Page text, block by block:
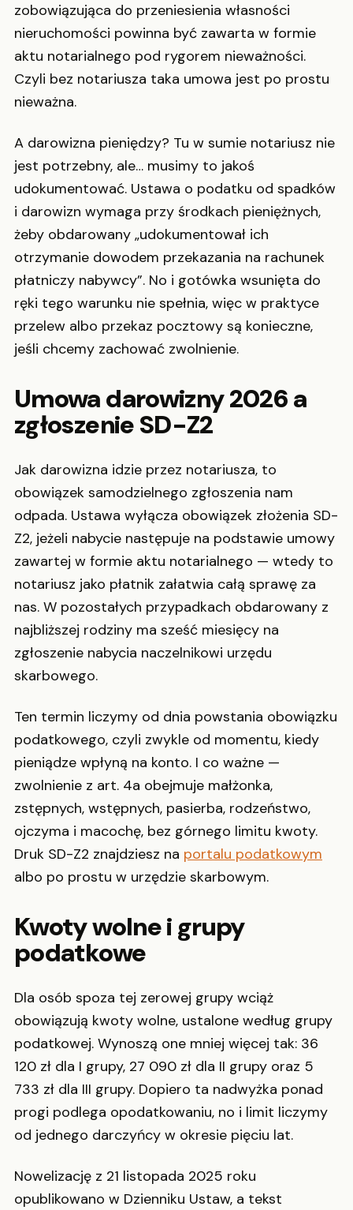
zobowiązująca do przeniesienia własności
nieruchomości powinna być zawarta w formie
aktu notarialnego pod rygorem nieważności.
Czyli bez notariusza taka umowa jest po prostu
nieważna.
A darowizna pieniędzy? Tu w sumie notariusz nie
jest potrzebny, ale… musimy to jakoś
udokumentować. Ustawa o podatku od spadków
i darowizn wymaga przy środkach pieniężnych,
żeby obdarowany „udokumentował ich
otrzymanie dowodem przekazania na rachunek
płatniczy nabywcy”. No i gotówka wsunięta do
ręki tego warunku nie spełnia, więc w praktyce
przelew albo przekaz pocztowy są konieczne,
jeśli chcemy zachować zwolnienie.
Umowa darowizny 2026 a
zgłoszenie SD-Z2
Jak darowizna idzie przez notariusza, to
obowiązek samodzielnego zgłoszenia nam
odpada. Ustawa wyłącza obowiązek złożenia SD-
Z2, jeżeli nabycie następuje na podstawie umowy
zawartej w formie aktu notarialnego — wtedy to
notariusz jako płatnik załatwia całą sprawę za
nas. W pozostałych przypadkach obdarowany z
najbliższej rodziny ma sześć miesięcy na
zgłoszenie nabycia naczelnikowi urzędu
skarbowego.
Ten termin liczymy od dnia powstania obowiązku
podatkowego, czyli zwykle od momentu, kiedy
pieniądze wpłyną na konto. I co ważne —
zwolnienie z art. 4a obejmuje małżonka,
zstępnych, wstępnych, pasierba, rodzeństwo,
ojczyma i macochę, bez górnego limitu kwoty.
Druk SD-Z2 znajdziesz na portalu podatkowym
albo po prostu w urzędzie skarbowym.
Kwoty wolne i grupy
podatkowe
Dla osób spoza tej zerowej grupy wciąż
obowiązują kwoty wolne, ustalone według grupy
podatkowej. Wynoszą one mniej więcej tak: 36
120 zł dla I grupy, 27 090 zł dla II grupy oraz 5
733 zł dla III grupy. Dopiero ta nadwyżka ponad
progi podlega opodatkowaniu, no i limit liczymy
od jednego darczyńcy w okresie pięciu lat.
Nowelizację z 21 listopada 2025 roku
opublikowano w Dzienniku Ustaw, a tekst